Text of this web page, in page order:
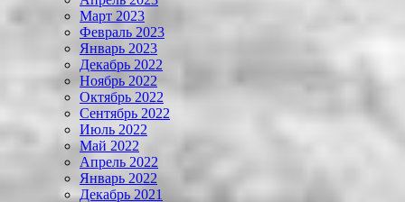
Март 2023
Февраль 2023
Январь 2023
Декабрь 2022
Ноябрь 2022
Октябрь 2022
Сентябрь 2022
Июль 2022
Май 2022
Апрель 2022
Январь 2022
Декабрь 2021